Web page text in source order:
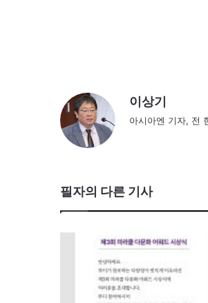
이상기
아시아엔 기자, 전
필자의 다른 기사